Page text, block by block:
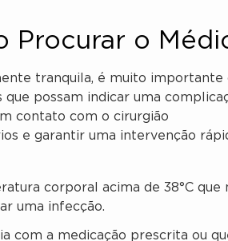
Procurar o
tranquila, é muito importante
possam indicar uma
contato com o cirurgião
e garantir uma intervenção
corporal acima de 38°C que
uma infecção.
com a medicação prescrita ou